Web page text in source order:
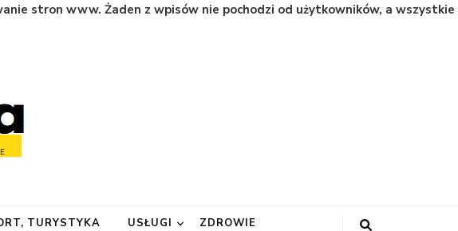
stron www. Żaden z wpisów nie pochodzi od użytkowników, a wszystkie
TURYSTYKA USŁUGI ZDROWIE